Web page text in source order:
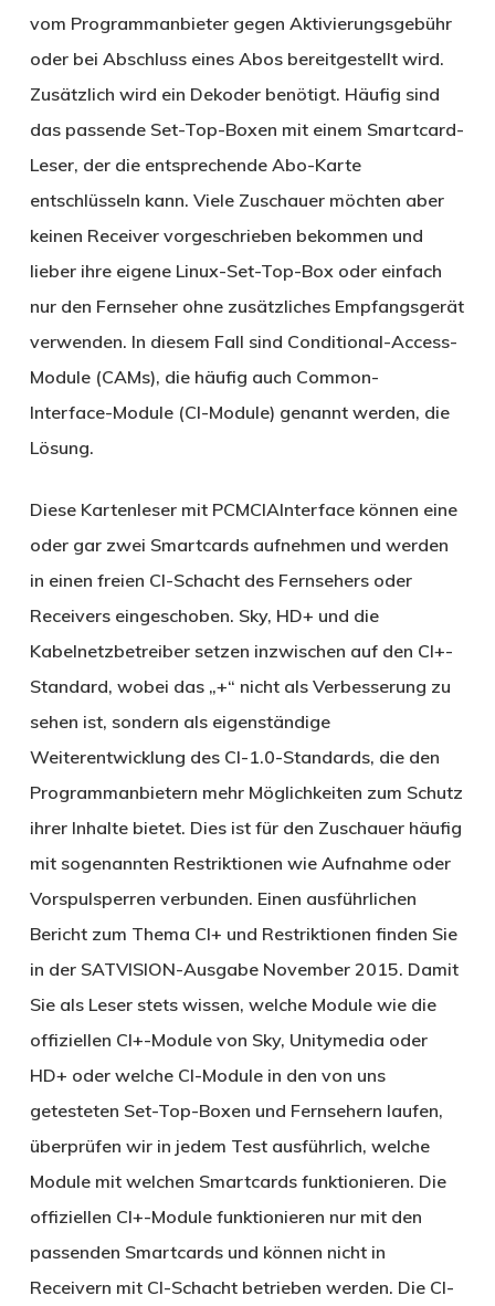
vom Programmanbieter gegen Aktivierungsgebühr
oder bei Abschluss eines Abos bereitgestellt wird.
Zusätzlich wird ein Dekoder benötigt. Häufig sind
das passende Set-Top-Boxen mit einem Smartcard-
Leser, der die entsprechende Abo-Karte
entschlüsseln kann. Viele Zuschauer möchten aber
keinen Receiver vorgeschrieben bekommen und
lieber ihre eigene Linux-Set-Top-Box oder einfach
nur den Fernseher ohne zusätzliches Empfangsgerät
verwenden. In diesem Fall sind Conditional-Access-
Module (CAMs), die häufig auch Common-
Interface-Module (CI-Module) genannt werden, die
Lösung.
Diese Kartenleser mit PCMCIAInterface können eine
oder gar zwei Smartcards aufnehmen und werden
in einen freien CI-Schacht des Fernsehers oder
Receivers eingeschoben. Sky, HD+ und die
Kabelnetzbetreiber setzen inzwischen auf den CI+-
Standard, wobei das „+“ nicht als Verbesserung zu
sehen ist, sondern als eigenständige
Weiterentwicklung des CI-1.0-Standards, die den
Programmanbietern mehr Möglichkeiten zum Schutz
ihrer Inhalte bietet. Dies ist für den Zuschauer häufig
mit sogenannten Restriktionen wie Aufnahme oder
Vorspulsperren verbunden. Einen ausführlichen
Bericht zum Thema CI+ und Restriktionen finden Sie
in der SATVISION-Ausgabe November 2015. Damit
Sie als Leser stets wissen, welche Module wie die
offiziellen CI+-Module von Sky, Unitymedia oder
HD+ oder welche CI-Module in den von uns
getesteten Set-Top-Boxen und Fernsehern laufen,
überprüfen wir in jedem Test ausführlich, welche
Module mit welchen Smartcards funktionieren. Die
offiziellen CI+-Module funktionieren nur mit den
passenden Smartcards und können nicht in
Receivern mit CI-Schacht betrieben werden. Die CI-